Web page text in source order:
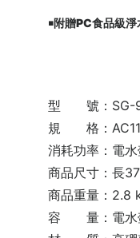
￭附贈PC食品級
型 號：SG-
規 格：
消耗功率：電
商品尺寸：長
商品重量：2.8
容 量：電水